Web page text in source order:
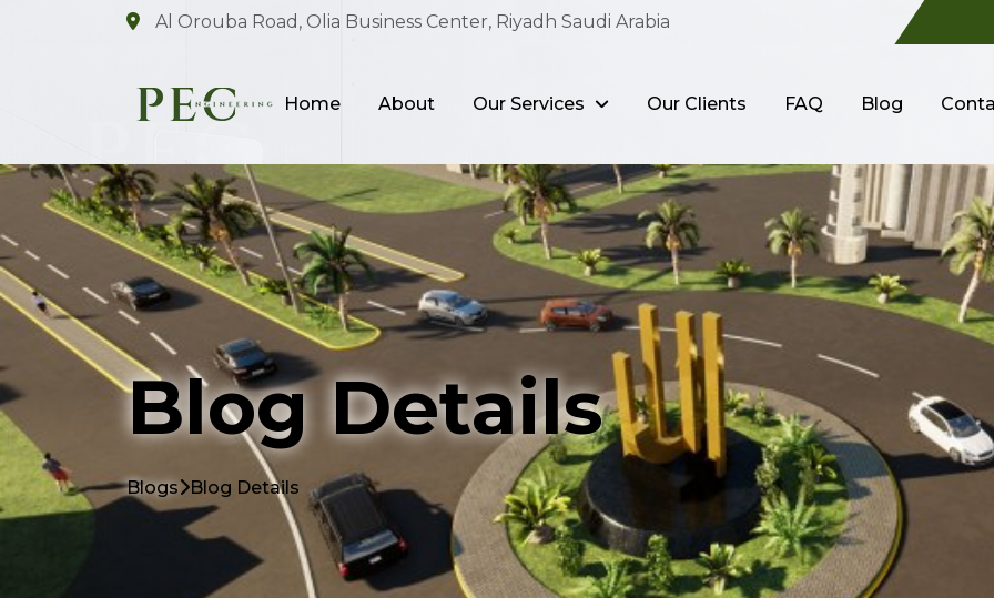
Al Orouba Road, Olia Business Center, Riyadh Saudi Arabia
Home About Our Services Our Clients FAQ Blog
Blog Details
Blogs Blog Details